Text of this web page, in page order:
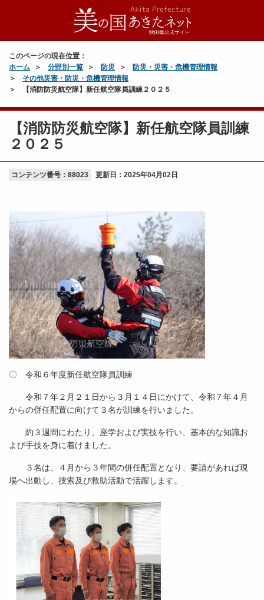
このページの現在位置：
ホーム
分野別一覧 防災
防災・災害・危機管理情報
その他災害・防災・危機管理情報
【消防防災航空隊】新任航空隊員訓練２０２５
【消防防災航空隊】新任航空隊員訓練
２０２５
コンテンツ番号：88023 更新日： 2025年04月02日
〇 令和６年度新任航空隊員訓練
令和７年２月２１日から３月１４日にかけて、令和７年４月
からの併任配置に向けて３名が訓練を行いました。
約３週間にわたり、座学および実技を行い、基本的な知識お
よび手技を身に着けました。
３名は、４月から３年間の併任配置となり、要請があれば現
場へ出動し、捜索及び救助活動で活躍します。